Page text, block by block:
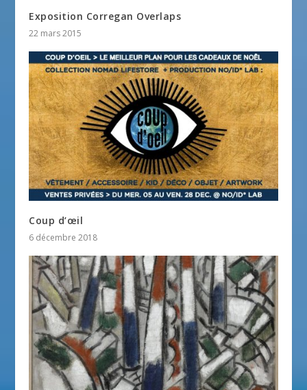
Exposition Corregan Overlaps
22 mars 2015
Coup d’œil
6 décembre 2018